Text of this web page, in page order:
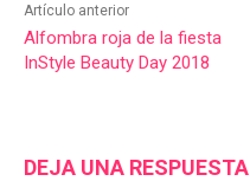
Artículo anterior
Alfombra roja de la fiesta
InStyle Beauty Day 2018
DEJA UNA RESPUESTA